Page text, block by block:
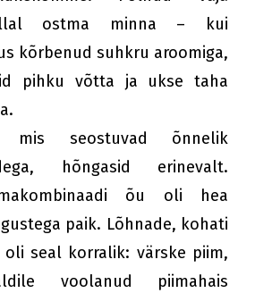
ostma minna – kui
kõrbenud suhkru aroomiga,
pihku võtta ja ukse taha
mis seostuvad õnnelik
hõngasid erinevalt.
õu oli hea
paik. Lõhnade, kohati
oli seal korralik: värske piim,
voolanud piimahais